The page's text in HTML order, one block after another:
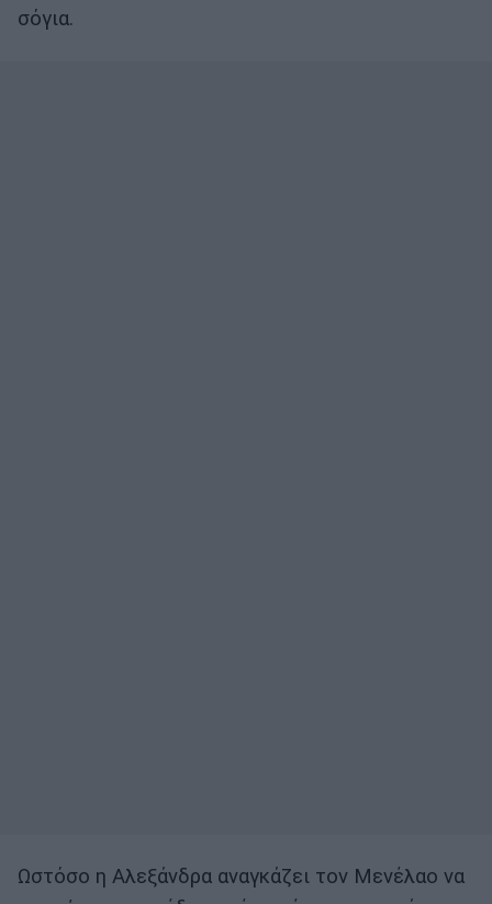
σόγια.
Ωστόσο η Αλεξάνδρα αναγκάζει τον Μενέλαο να